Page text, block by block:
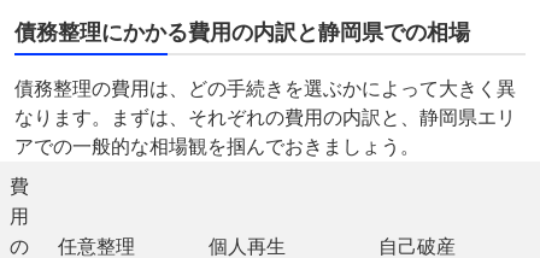
債務整理にかかる費用の内訳と静岡県での相場
債務整理の費用は、どの手続きを選ぶかによって大きく異
なります。まずは、それぞれの費用の内訳と、静岡県エリ
アでの一般的な相場観を掴んでおきましょう。
費
用
の
任意整理 個人再生 自己破産